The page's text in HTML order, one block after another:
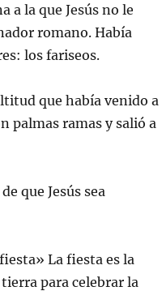
a la que Jesús no le
romano. Había
los fariseos.
que había venido a
palmas ramas y salió a
que Jesús sea
La fiesta es la
para celebrar la